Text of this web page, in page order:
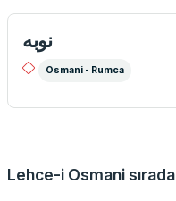
نوبه
Osmani - Rumca
Lehce-i Osmani